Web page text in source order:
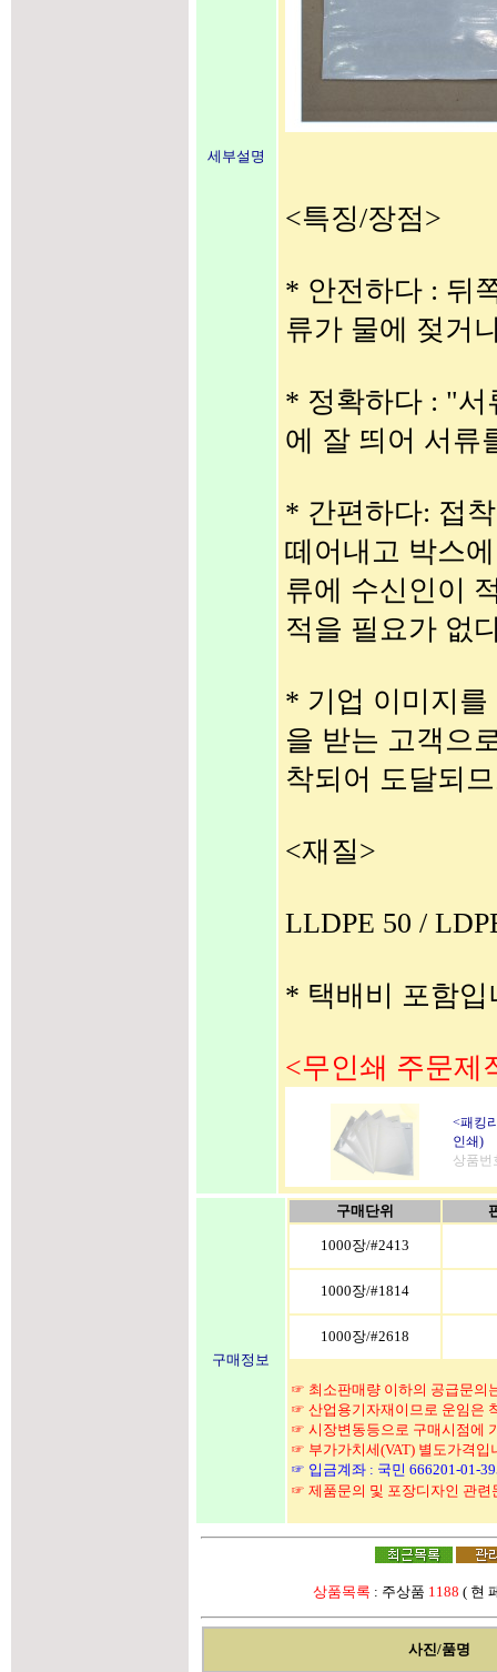
세부설명
<특징/장점>
* 안전하다 : 뒤
류가 물에 젖거
* 정확하다 : "서
에 잘 띄어 서류
* 간편하다: 접
떼어내고 박스
류에 수신인이
적을 필요가 없
* 기업 이미지를
을 받는 고객으
착되어 도달되
<재질>
LLDPE 50 /
* 택배비 포함입
<무인쇄 주문제
구매정보
구매단위
1000장/#2413
1000장/#1814
1000장/#2618
☞ 최소판매량 이하의 공급문의
☞ 산업용기자재이므로 운임은
☞ 시장변동등으로 구매시점에
☞ 부가가치세(VAT) 별도가격입
☞ 입금계좌 : 국민 666201-01-
☞ 제품문의 및 포장디자인 관
상품목록 : 주상품 1188 ( 현
사진/품명